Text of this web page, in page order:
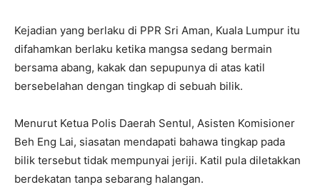
Kejadian yang berlaku di PPR Sri Aman, Kuala Lumpur itu
difahamkan berlaku ketika mangsa sedang bermain
bersama abang, kakak dan sepupunya di atas katil
bersebelahan dengan tingkap di sebuah bilik.
Menurut Ketua Polis Daerah Sentul, Asisten Komisioner
Beh Eng Lai, siasatan mendapati bahawa tingkap pada
bilik tersebut tidak mempunyai jeriji. Katil pula diletakkan
berdekatan tanpa sebarang halangan.